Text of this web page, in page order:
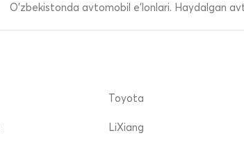
O'zbekistonda avtomobil e’lonlari. Haydalgan
Toyota
LiXiang